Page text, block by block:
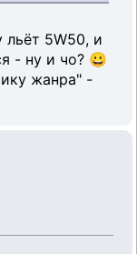
льёт 5W50, и
- ну и чо? 😀
жанра" -